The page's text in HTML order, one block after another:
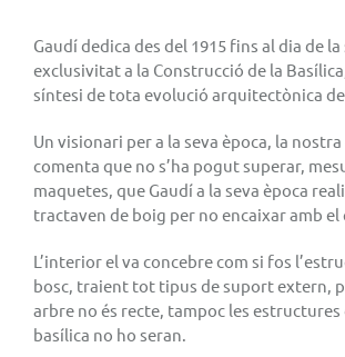
Gaudí dedica des del 1915 fins al dia de
exclusivitat a la Construcció de la
síntesi de tota evolució arquitectònica
Un visionari per a la seva època, la
comenta que no s’ha pogut superar,
maquetes, que Gaudí a la seva època
tractaven de boig per no encaixar amb
L’interior el va concebre com si fos
bosc, traient tot tipus de suport extern,
arbre no és recte, tampoc les estructures
basílica no ho seran.